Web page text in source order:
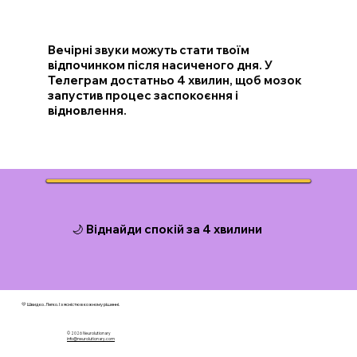
Вечірні звуки можуть стати твоїм
відпочинком після насиченого дня. У
Телеграм достатньо 4 хвилин, щоб мозок
запустив процес заспокоєння і
відновлення.
🌙 Віднайди спокій за 4 хвилини
💛 Швидко. Легко. І з ясністю в кожному рішенні.
© 2026 Neurolutionary
info@neurolutionary.com